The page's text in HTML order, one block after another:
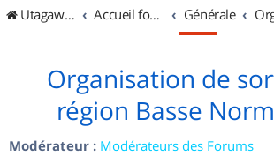
UtagawaVTT (Randos VTT et VTTAE avec traces GPS)
Accueil forum Générale
Organisation de
région Basse
Modérateur : Modérateurs des Forums